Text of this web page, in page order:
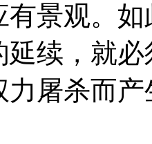
有景观。
延续，就
力屠杀而